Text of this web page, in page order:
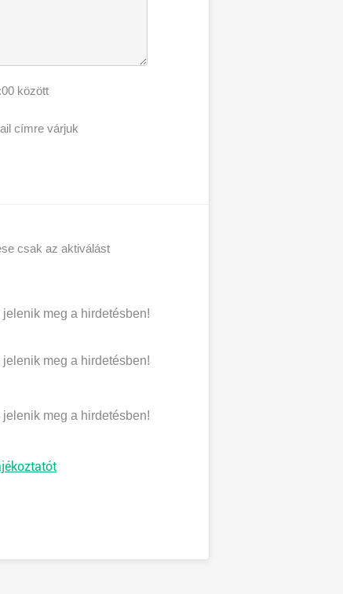
között
címre várjuk
csak az aktiválást
jelenik meg a hirdetésben!
jelenik meg a hirdetésben!
jelenik meg a hirdetésben!